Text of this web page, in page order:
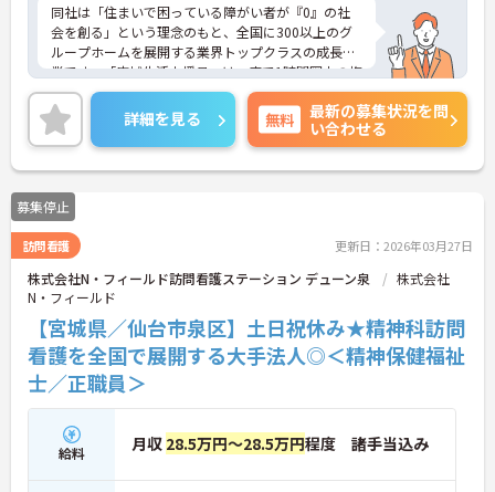
同社は「住まいで困っている障がい者が『0』の社
会を創る」という理念のもと、全国に300以上のグ
ループホームを展開する業界トップクラスの成長企
業です。「広域生活支援員」は、車で1時間圏内の複
数施設を横断的に担当し、現場支援とパートスタッ
フのサポートを行うハイクラスなポジションです。
最新設備とバリアフリーが完備され、スタッフの身
体的負担が少なく、広域手当5万円が付与されるこ
とで高い給与水準を実現しています。年間休日114
日の確保や、献立・レシピの完全標準化による業務
効率化など、ワークライフバランスを保ちながら定
年70歳まで長期的に活躍できる制度が盤石に整って
います。複数施設を経験することで培われるマネジ
メント視点は、将来的なエリアマネージャーへのキ
ャリアアップにも直結しており、最新の環境で専門
性を発揮したいプロフェッショナルの方にお勧めで
す。
★おすすめPOINT★
・広域支援員として複数のホームを巡るため、各ホ
ームのパートスタッフの教育やサポートにも携わる
ことができ、現場の介助業務にとどまらず、施設運
営や人材育成の視点を養うことで、将来のエリアマ
詳細を見る 無料
最新の募集状況を問
い合わせる
募集停止
訪問看護 更新日：2026年03月27日
株式会社N・フィールド訪問看護ステーション デューン泉
株式会社
N・フィールド
【宮城県／仙台市泉区】土日祝休み★精神科訪問
看護を全国で展開する大手法人◎＜精神保健福祉
士／正職員＞
給料 月収 28.5万円～28.5万円程度 諸手当込み